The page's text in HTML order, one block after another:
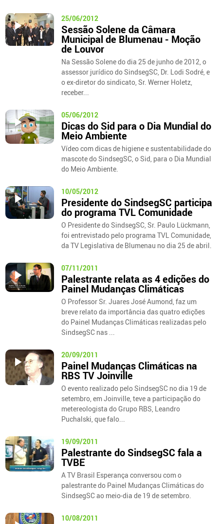
25/06/2012
Sessão Solene da Câmara
Municipal de Blumenau - Moção
de Louvor
Na Sessão Solene do dia 25 de junho de 2012, o
assessor jurídico do SindsegSC, Dr. Lodi Sodré, e
o ex-diretor do sindicato, Sr. Werner Holetz,
receber...
05/06/2012
Dicas do Sid para o Dia Mundial do
Meio Ambiente
Vídeo com dicas de higiene e sustentabilidade do
mascote do SindsegSC, o Sid, para o Dia Mundial
do Meio Ambiente.
10/05/2012
Presidente do SindsegSC participa
do programa TVL Comunidade
O Presidente do SindsegSC, Sr. Paulo Lückmann,
foi entrevistado pelo programa TVL Comunidade,
da TV Legislativa de Blumenau no dia 25 de abril.
07/11/2011
Palestrante relata as 4 edições do
Painel Mudanças Climáticas
O Professor Sr. Juares José Aumond, faz um
breve relato da importância das quatro edições
do Painel Mudanças Climáticas realizadas pelo
SindsegSC nas ...
20/09/2011
Painel Mudanças Climáticas na
RBS TV Joinville
O evento realizado pelo SindsegSC no dia 19 de
setembro, em Joinville, teve a participação do
metereologista do Grupo RBS, Leandro
Puchalski, que falo...
19/09/2011
Palestrante do SindsegSC fala a
TVBE
A TV Brasil Esperança conversou com o
palestrante do Painel Mudanças Climáticas do
SindsegSC ao meio-dia de 19 de setembro.
10/08/2011